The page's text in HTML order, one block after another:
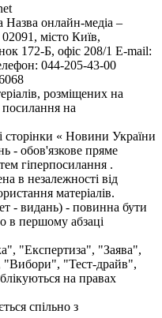
Назва онлайн-медіа –
місто Київ,
172-Б, офіс 208/1 E-mail:
044-205-43-00
розміщених на
посилання на
сторінки « Новини України
- обов'язкове пряме
гіперпосилання .
в незалежності від
матеріалів.
- видань) - повинна бути
в першому абзаці
"Експертиза", "Заява",
"Вибори", "Тест-драйв",
на правах
спільно з